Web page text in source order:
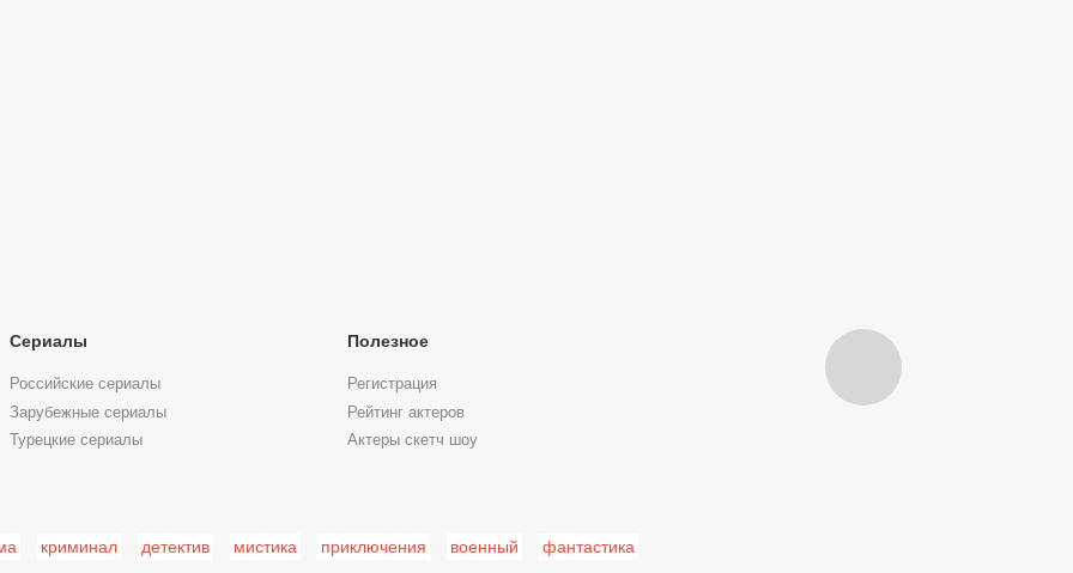
Сериалы
Российские сериалы
Зарубежные сериалы
Турецкие сериалы
Полезное
Регистрация
Рейтинг актеров
Актеры скетч шоу
криминал детектив мистика приключения военный фантастика